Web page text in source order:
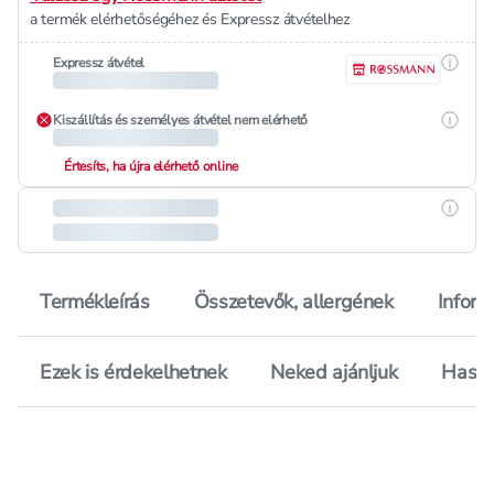
a termék elérhetőségéhez és Expressz átvételhez
Expressz átvétel
Kiszállítás és személyes átvétel nem elérhető
Értesíts, ha újra elérhető online
Termékleírás Összetevők, allergének
Ezek is érdekelhetnek Neked ajánljuk